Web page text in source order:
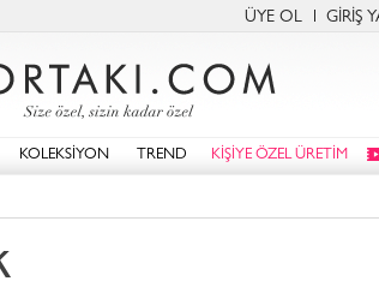
ÜYE OL GİRİŞ
KOLEKSİYON TREND KİŞİYE ÖZEL ÜRETİM